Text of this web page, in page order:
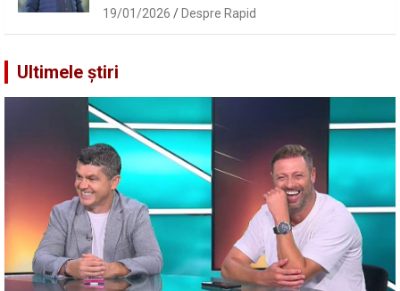
înțeles”
19/01/2026 Despre Rapid
Ultimele știri